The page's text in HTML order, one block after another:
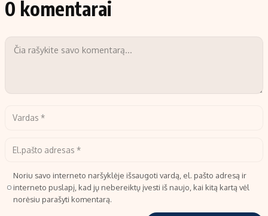
0 komentarai
Noriu savo interneto naršyklėje išsaugoti vardą, el. pašto adresą ir
interneto puslapį, kad jų nebereiktų įvesti iš naujo, kai kitą kartą vėl
norėsiu parašyti komentarą.